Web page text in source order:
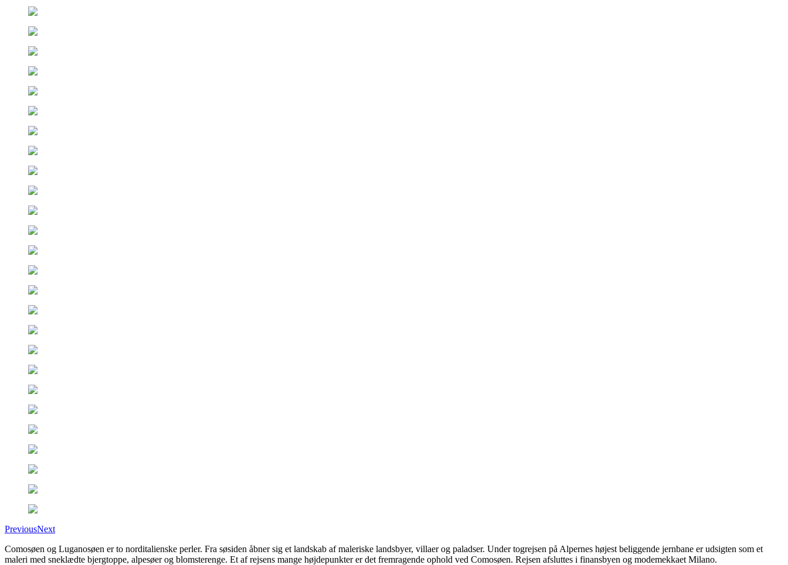
PreviousNext
Comosøen og Luganosøen er to norditalienske perler. Fra søsiden åbner sig et landskab af maleriske landsbyer, villaer og paladser. Under togrejsen på Alpernes højest beliggende jernbane er udsigten som et
maleri med sneklædte bjergtoppe, alpesøer og blomsterenge. Et af rejsens mange højdepunkter er det fremragende ophold ved Comosøen. Rejsen afsluttes i finansbyen og modemekkaet Milano.